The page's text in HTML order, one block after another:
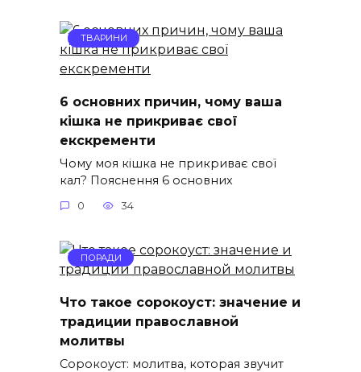
ТВАРИНИ
6 основних причин, чому ваша
кішка не прикриває свої
екскременти
Чому моя кішка не прикриває свої
кал? Пояснення 6 основних
0 34
ПОРАДИ
Что такое сорокоуст: значение и
традиции православной
молитвы
Сорокоуст: молитва, которая звучит